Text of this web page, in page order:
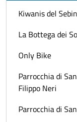
Kiwanis del
La Bottega dei
Only Bike
Parrocchia di
Filippo Neri
Parrocchia di